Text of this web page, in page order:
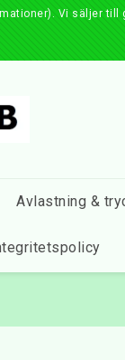
Vi säljer
Avlastning &